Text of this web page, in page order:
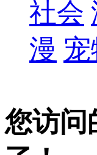
社会
漫 宠
您访问